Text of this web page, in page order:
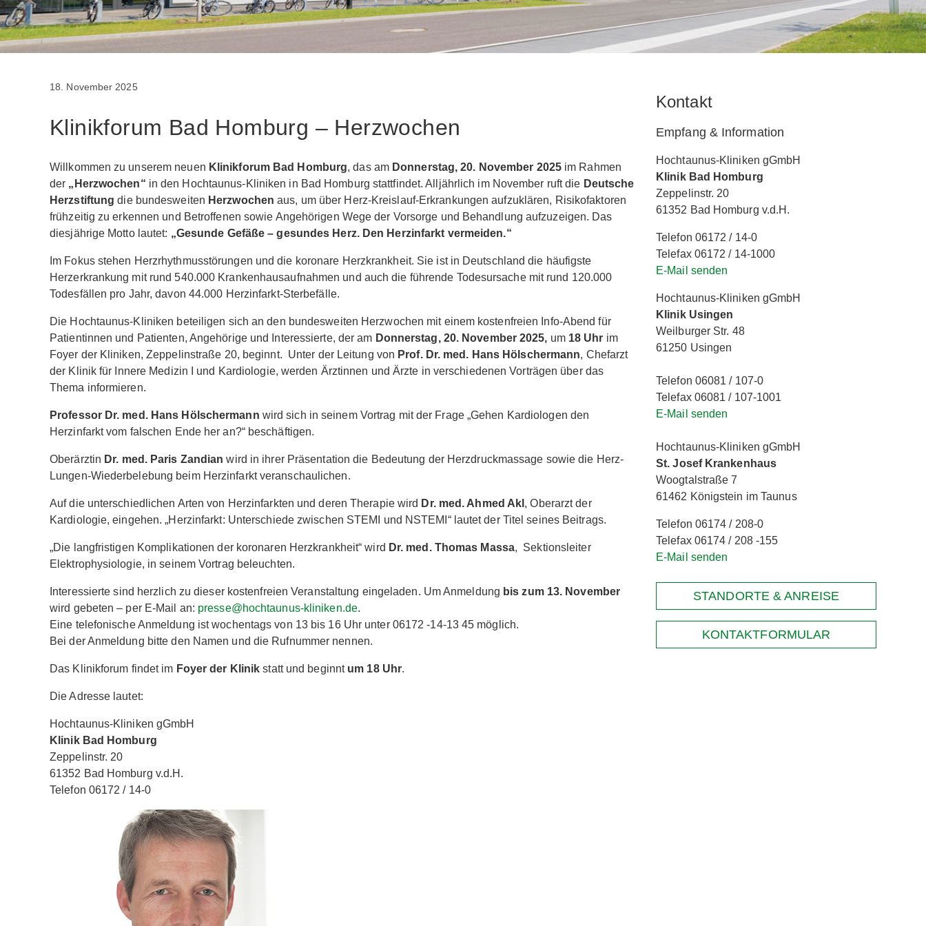
18. November 2025
Klinikforum Bad Homburg – Herzwochen
Willkommen zu unserem neuen Klinikforum Bad Homburg, das am Donnerstag, 20. November 2025im Rahmen
der „Herzwochen“ in den Hochtaunus-Kliniken in Bad Homburg stattfindet. Alljährlich im November ruft die Deutsche
Herzstiftung die bundesweiten Herzwochen aus, um über Herz-Kreislauf-Erkrankungen aufzuklären, Risikofaktoren
frühzeitig zu erkennen und Betroffenen sowie Angehörigen Wege der Vorsorge und Behandlung aufzuzeigen. Das
diesjährige Motto lautet: „Gesunde Gefäße – gesundes Herz. Den Herzinfarkt vermeiden.“
Im Fokus stehen Herzrhythmusstörungen und die koronare Herzkrankheit. Sie ist in Deutschland die häufigste
Herzerkrankung mit rund 540.000 Krankenhausaufnahmen und auch die führende Todesursache mit rund 120.000
Todesfällen pro Jahr, davon 44.000 Herzinfarkt-Sterbefälle.
Die Hochtaunus-Kliniken beteiligen sich an den bundesweiten Herzwochen mit einem kostenfreien Info-Abend für
Patientinnen und Patienten, Angehörige und Interessierte, der am Donnerstag, 20. November 2025, um 18 Uhr im
Foyer der Kliniken, Zeppelinstraße 20, beginnt. Unter der Leitung von Prof. Dr. med. Hans Hölschermann, Chefarzt
der Klinik für Innere Medizin I und Kardiologie, werden Ärztinnen und Ärzte in verschiedenen Vorträgen über das
Thema informieren.
Professor Dr. med. Hans Hölschermann wird sich in seinem Vortrag mit der Frage „Gehen Kardiologen den
Herzinfarkt vom falschen Ende her an?“ beschäftigen.
Oberärztin Dr. med. Paris Zandian wird in ihrer Präsentation die Bedeutung der Herzdruckmassage sowie die Herz-
Lungen-Wiederbelebung beim Herzinfarkt veranschaulichen.
Auf die unterschiedlichen Arten von Herzinfarkten und deren Therapie wird Dr. med. Ahmed Akl , Oberarzt der
Kardiologie, eingehen. „Herzinfarkt: Unterschiede zwischen STEMI und NSTEMI“ lautet der Titel seines Beitrags.
„Die langfristigen Komplikationen der koronaren Herzkrankheit“ wird Dr. med. Thomas Massa, Sektionsleiter
Elektrophysiologie, in seinem Vortrag beleuchten.
Interessierte sind herzlich zu dieser kostenfreien Veranstaltung eingeladen. Um Anmeldung bis zum 13. November
wird gebeten – per E-Mail an: presse@hochtaunus-kliniken.de.
Eine telefonische Anmeldung ist wochentags von 13 bis 16 Uhr unter 06172 -14-13 45 möglich.
Bei der Anmeldung bitte den Namen und die Rufnummer nennen.
Das Klinikforum findet im Foyer der Klinik statt und beginnt um 18 Uhr.
Die Adresse lautet:
Hochtaunus-Kliniken gGmbH
Klinik Bad Homburg
Zeppelinstr. 20
61352 Bad Homburg v.d.H.
Telefon 06172 / 14-0
Kontakt
Empfang & Information
Hochtaunus-Kliniken gGmbH
Klinik Bad Homburg
Zeppelinstr. 20
61352 Bad Homburg v.d.H.
Telefon 06172 / 14-0
Telefax 06172 / 14-1000
E-Mail senden
Hochtaunus-Kliniken gGmbH
Klinik Usingen
Weilburger Str. 48
61250 Usingen
Telefon 06081 / 107-0
Telefax 06081 / 107-1001
E-Mail senden
Hochtaunus-Kliniken gGmbH
St. Josef Krankenhaus
Woogtalstraße 7
61462 Königstein im Taunus
Telefon 06174 / 208-0
Telefax 06174 / 208 -155
E-Mail senden
STANDORTE & ANREISE
KONTAKTFORMULAR